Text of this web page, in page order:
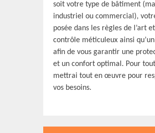
soit votre type de bâtiment
industriel ou commercial),
posée dans les règles de l’art
contrôle méticuleux ainsi
afin de vous garantir une
et un confort optimal. Pour
mettrai tout en œuvre pour
vos besoins.